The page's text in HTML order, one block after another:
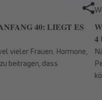
40: LIEGT ES
vieler Frauen. Hormone,
beitragen, dass
4